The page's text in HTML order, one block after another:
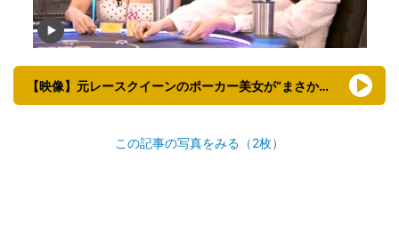
【映像】元レースクイーンのポーカー美女が“まさかの行動”
この記事の写真をみる（2枚）